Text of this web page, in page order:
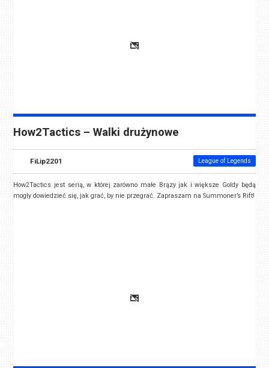
How2Tactics – Walki drużynowe
FiLip2201 League of Legends
How2Tactics jest serią, w której zarówno małe Brązy jak i większe Goldy będą
mogły dowiedzieć się, jak grać, by nie przegrać. Zapraszam na Summoner’s Rift!